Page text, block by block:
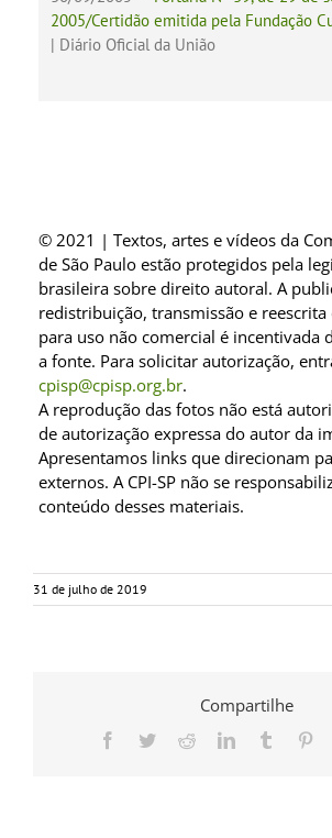
2005/Certidão emitida pela Fundação
| Diário Oficial da União
© 2021 | Textos, artes e vídeos da
de São Paulo estão protegidos pela
brasileira sobre direito autoral. A
redistribuição, transmissão e
para uso não comercial é incentivada
a fonte. Para solicitar autorização,
cpisp@cpisp.org.br.
A reprodução das fotos não está
de autorização expressa do autor da
Apresentamos links que direcionam
externos. A CPI-SP não se
conteúdo desses materiais.
31 de julho de 2019
Compartilhe
Facebook
TwitterRedditLinkedInTumblr